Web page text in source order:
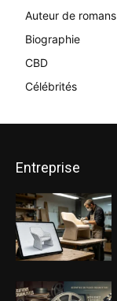
Auteur de romans
Biographie
CBD
Célébrités
Entreprise